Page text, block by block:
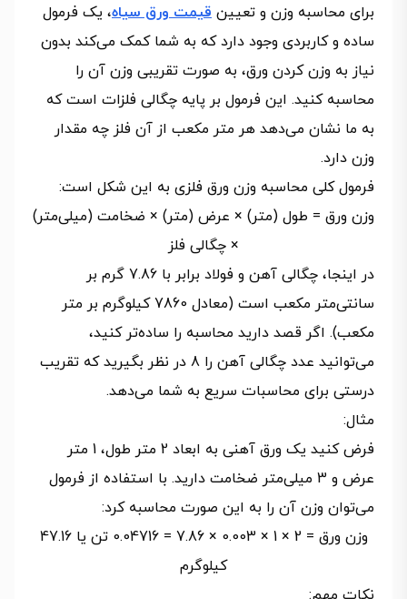
برای محاسبه وزن و تعیین قیمت ورق سیاه، یک فرمول
ساده و کاربردی وجود دارد که به شما کمک می‌کند بدون
نیاز به وزن کردن ورق، به صورت تقریبی وزن آن را
محاسبه کنید. این فرمول بر پایه چگالی فلزات است که
به ما نشان می‌دهد هر متر مکعب از آن فلز چه مقدار
وزن دارد.
فرمول کلی محاسبه وزن ورق فلزی به این شکل است:
وزن ورق = طول (متر) × عرض (متر) × ضخامت (میلی‌متر)
× چگالی فلز
در اینجا، چگالی آهن و فولاد برابر با 7.86 گرم بر
سانتی‌متر مکعب است (معادل 7860 کیلوگرم بر متر
مکعب). اگر قصد دارید محاسبه را ساده‌تر کنید،
می‌توانید عدد چگالی آهن را 8 در نظر بگیرید که تقریب
درستی برای محاسبات سریع به شما می‌دهد.
مثال:
فرض کنید یک ورق آهنی به ابعاد 2 متر طول، 1 متر
عرض و 3 میلی‌متر ضخامت دارید. با استفاده از فرمول
می‌توان وزن آن را به این صورت محاسبه کرد:
وزن ورق = 2 × 1 × 0.003 × 7.86 = 0.04716 تن یا 47.16
کیلوگرم